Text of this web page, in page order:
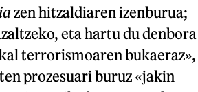
zen hitzaldiaren izenburua;
eta hartu du denbora
terrorismoaren bukaeraz»,
prozesuari buruz «jakin